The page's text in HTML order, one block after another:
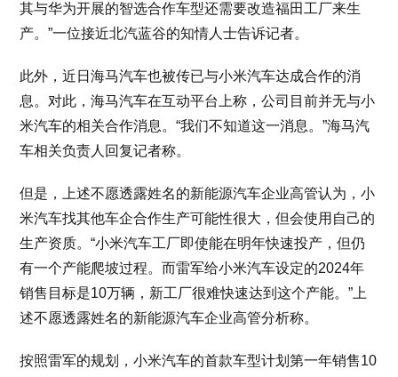
其与华为开展的智选合作车型还需要改造福田工厂来生
产。”一位接近北汽蓝谷的知情人士告诉记者。
此外，近日海马汽车也被传已与小米汽车达成合作的消
息。对此，海马汽车在互动平台上称，公司目前并无与小
米汽车的相关合作消息。“我们不知道这一消息。”海马汽
车相关负责人回复记者称。
但是，上述不愿透露姓名的新能源汽车企业高管认为，小
米汽车找其他车企合作生产可能性很大，但会使用自己的
生产资质。“小米汽车工厂即使能在明年快速投产，但仍
有一个产能爬坡过程。而雷军给小米汽车设定的2024年
销售目标是10万辆，新工厂很难快速达到这个产能。”上
述不愿透露姓名的新能源汽车企业高管分析称。
按照雷军的规划，小米汽车的首款车型计划第一年销售10